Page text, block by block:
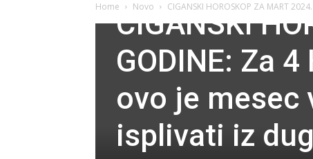
Home Novo CIGANSKI HOROSKOP ZA MART
CIGANSKI
GODINE: Za 4
ovo je mesec
isplivati iz